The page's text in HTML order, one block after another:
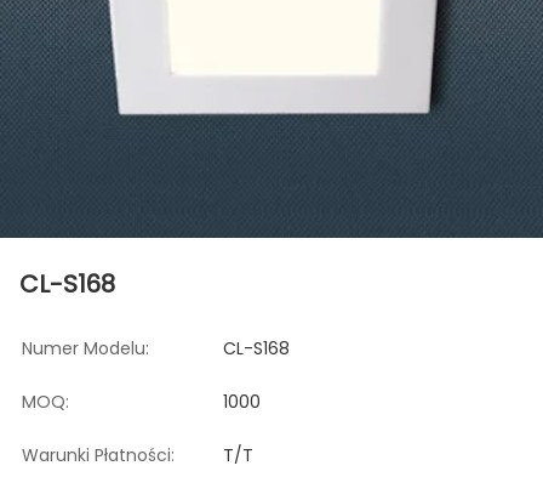
CL-S168
Numer Modelu: CL-S168
MOQ: 1000
Warunki Płatności: T/T